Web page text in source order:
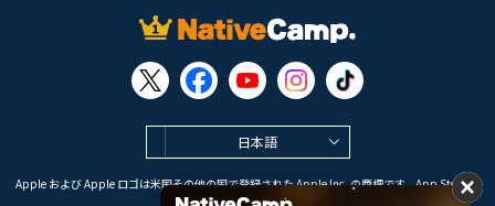
日本語
Apple および Apple ロゴは米国その他の国で登録された Apple Inc. の商標です。App Store は
Apple Inc. のサービスマークです。